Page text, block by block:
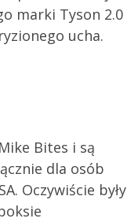
marki Tyson 2.0
ucha.
Bites i są
dla osób
Oczywiście były